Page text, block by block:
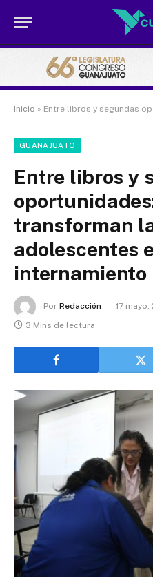
Inicio » Entre libros y segundas oportunidades:
GUANAJUATO
Entre libros y
transforman
adolescentes
internamiento
Por Redacción 17 mayo,
3 Mins de lectura